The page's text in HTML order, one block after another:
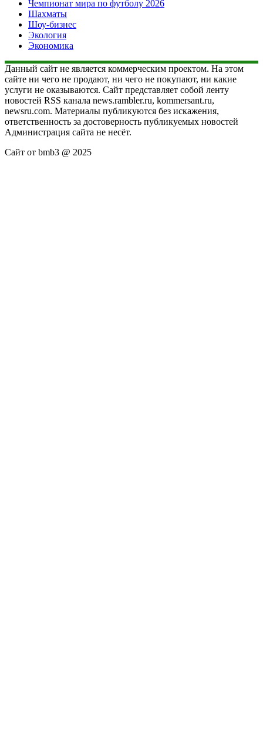
Чемпионат мира по футболу 2026
Шахматы
Шоу-бизнес
Экология
Экономика
Данный сайт не является коммерческим проектом. На этом
сайте ни чего не продают, ни чего не покупают, ни какие
услуги не оказываются. Сайт представляет собой ленту
новостей RSS канала news.rambler.ru, kommersant.ru,
newsru.com. Материалы публикуются без искажения,
ответственность за достоверность публикуемых новостей
Администрация сайта не несёт.
Сайт от bmb3 @ 2025